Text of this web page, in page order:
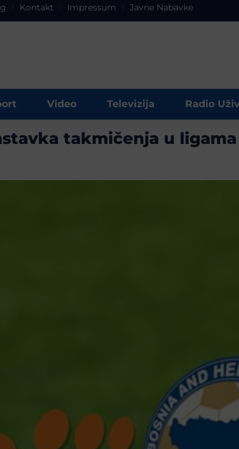
Kontakt Impressum Javne Nabavke
Video Televizija Radio
takmičenja u ligama